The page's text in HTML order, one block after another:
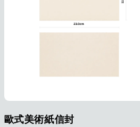
歐式美術紙信封